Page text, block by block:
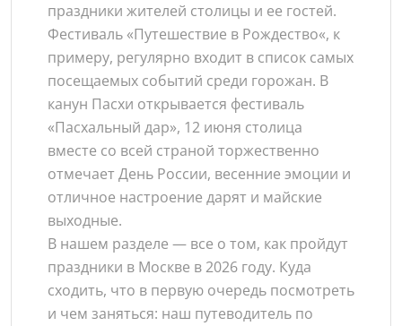
праздники жителей столицы и ее гостей.
Фестиваль «Путешествие в Рождество«, к
примеру, регулярно входит в список самых
посещаемых событий среди горожан. В
канун Пасхи открывается фестиваль
«Пасхальный дар», 12 июня столица
вместе со всей страной торжественно
отмечает День России, весенние эмоции и
отличное настроение дарят и майские
выходные.
В нашем разделе — все о том, как пройдут
праздники в Москве в 2026 году. Куда
сходить, что в первую очередь посмотреть
и чем заняться: наш путеводитель по